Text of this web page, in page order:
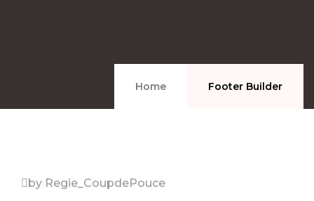
Home Footer Builder
by Regie_CoupdePouce